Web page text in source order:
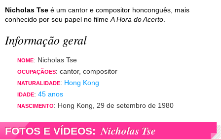
Nicholas Tse é um cantor e compositor honconguês, mais
conhecido por seu papel no filme A Hora do Acerto
Informação geral
NOME: Nicholas Tse
OCUPAÇÃOES: cantor, compositor
NATURALIDADE: Hong Kong
IDADE: 45 anos
NASCIMENTO: Hong Kong, 29 de setembro de 1980
FOTOS E VÍDEOS: Nicholas Tse